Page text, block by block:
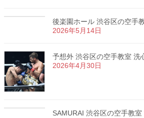
後楽園ホール 渋谷区の空手
2026年5月14日
予想外 渋谷区の空手教室 洗
2026年4月30日
SAMURAI 渋谷区の空手教